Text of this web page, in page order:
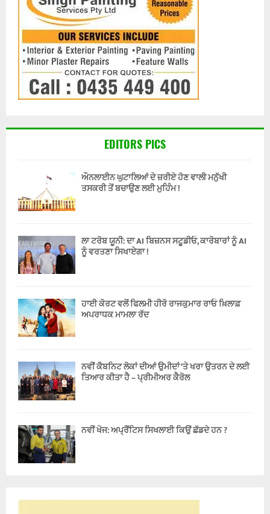
EDITORS PICS
ਔਨਲਾਈਨ ਘੁਟਾਲਿਆਂ ਦੇ ਜ਼ਰੀਏ ਹੋਣ ਵਾਲੀ ਮਨੁੱਖੀ
ਤਸਕਰੀ ਤੋਂ ਬਚਾਉਣ ਲਈ ਮੁਹਿੰਮ !
ਲਾ ਟਰੋਬ ਯੂਨੀ: ਦਾ AI ਬਿਜ਼ਨਸ ਸਟੂਡੀਓ, ਕਾਰੋਬਾਰਾਂ ਨੂੰ AI
ਨੂੰ ਵਰਤਣਾ ਸਿਖਾਏਗਾ !
ਹਾਈ ਕੋਰਟ ਵਲੋਂ ਫਿਲਮੀ ਹੀਰੋ ਰਾਜਕੁਮਾਰ ਰਾਓ ਖ਼ਿਲਾਫ਼
ਅਪਰਾਧਕ ਮਾਮਲਾ ਰੱਦ
ਨਵੀਂ ਕੈਬਨਿਟ ਲੋਕਾਂ ਦੀਆਂ ਉਮੀਦਾਂ ‘ਤੇ ਖਰਾ ਉਤਰਨ ਦੇ ਲਈ
ਤਿਆਰ ਕੀਤਾ ਹੈ – ਪ੍ਰੀਮੀਅਰ ਕੈਰੋਲ
ਨਵੀਂ ਖੋਜ: ਅਪ੍ਰੈਂਟਿਸ ਸਿਖਲਾਈ ਕਿਉਂ ਛੱਡਦੇ ਹਨ ?